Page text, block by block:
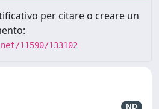
per citare o creare un
11590/133102
ND